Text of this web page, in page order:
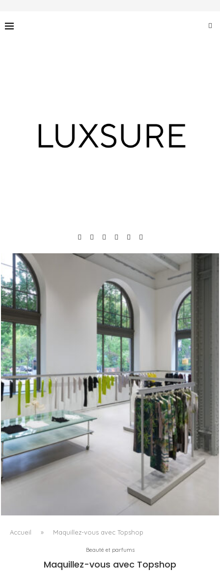
ISSEY MIYAKE AU 45 MADISON AVENUE : LE PLI COMME
PRINCIPE ARCHITECTURAL
Accueil » Maquillez-vous avec Topshop
Beauté et parfums
Maquillez-vous avec Topshop